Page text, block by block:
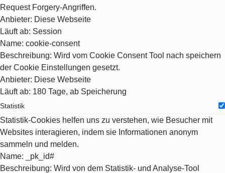
Request Forgery-Angriffen.
Anbieter: Diese Webseite
Läuft ab: Session
Name: cookie-consent
Beschreibung: Wird vom Cookie Consent Tool nach speichern
der Cookie Einstellungen gesetzt.
Anbieter: Diese Webseite
Läuft ab: 180 Tage, ab Speicherung
Statistik
Statistik-Cookies helfen uns zu verstehen, wie Besucher mit
Websites interagieren, indem sie Informationen anonym
sammeln und melden.
Name: _pk_id#
Beschreibung: Wird von dem Statistik- und Analyse-Tool